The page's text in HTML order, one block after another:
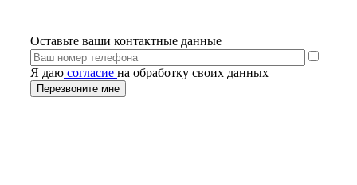
Оставьте ваши контактные данные
Я даю согласие на обработку своих данных